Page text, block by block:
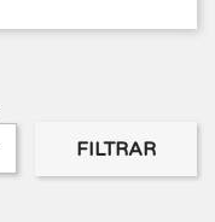
FILTRAR